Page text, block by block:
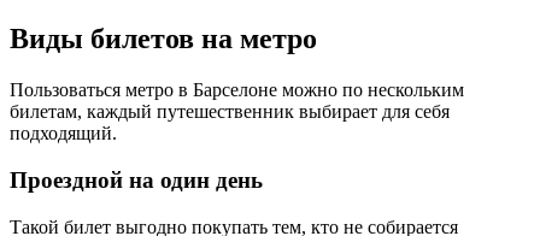
Виды билетов на метро
Пользоваться метро в Барселоне можно по нескольким
билетам, каждый путешественник выбирает для себя
подходящий.
Проездной на один день
Такой билет выгодно покупать тем, кто не собирается